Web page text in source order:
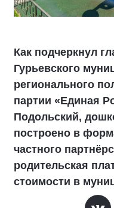
Как подчеркнул
Гурьевского
регионального
партии «Единая
Подольский,
построено в
частного
родительская
стоимости в